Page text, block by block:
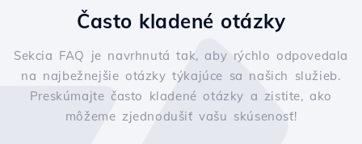
Často kladené otázky
Sekcia FAQ je navrhnutá tak, aby rýchlo odpovedala
na najbežnejšie otázky týkajúce sa našich služieb.
Preskúmajte často kladené otázky a zistite, ako
môžeme zjednodušiť vašu skúsenosť!